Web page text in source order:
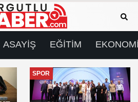
ASAYİŞ EĞİTİM
GÜNDEM